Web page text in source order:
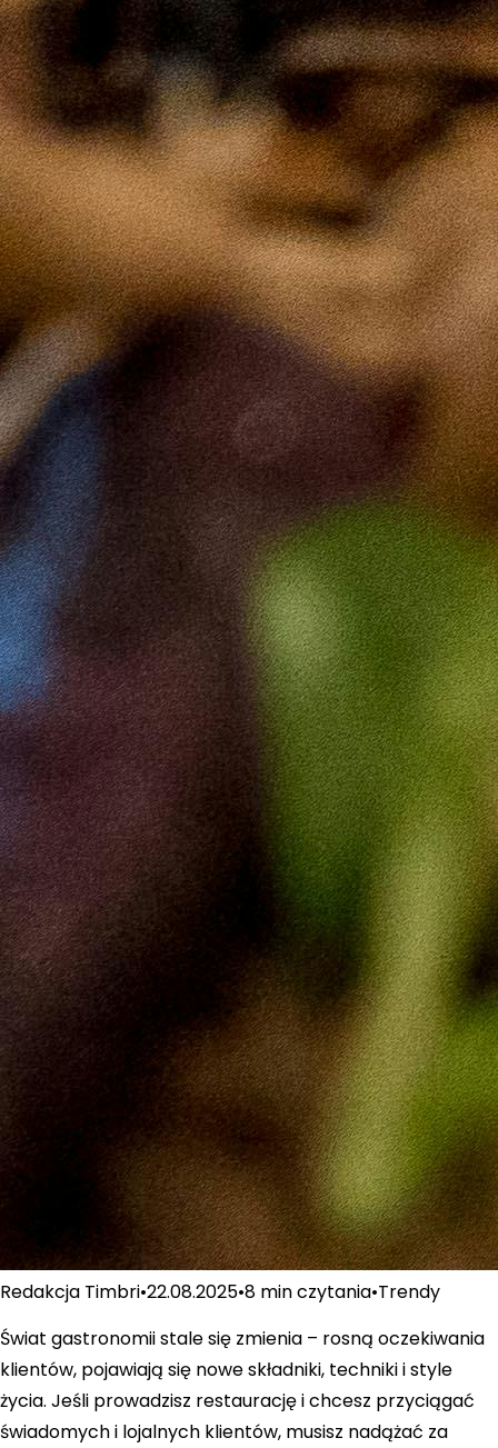
Redakcja Timbri•22.08.2025•8 minczytania•Trendy
Świat gastronomii stale się zmienia – rosną oczekiwania
klientów, pojawiają się nowe składniki, techniki i style
życia. Jeśli prowadzisz restaurację i chcesz przyciągać
świadomych i lojalnych klientów, musisz nadążać za